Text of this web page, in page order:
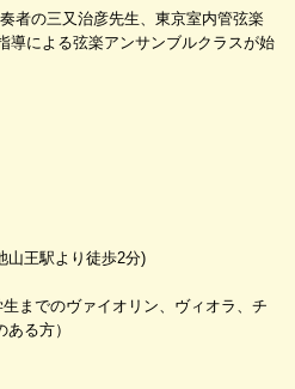
者の三又治彦先生、東京室内管弦楽
導による弦楽アンサンブルクラスが始
山王駅より徒歩2分)
までのヴァイオリン、ヴィオラ、チ
る方）